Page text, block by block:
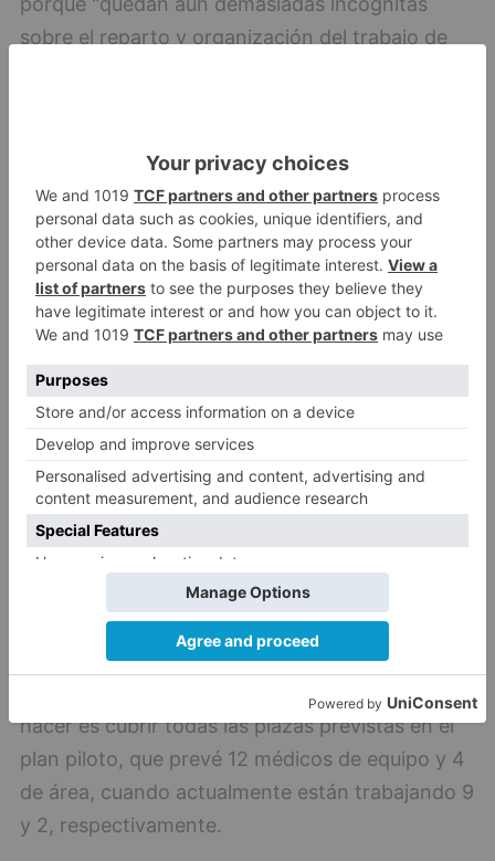
sobre el reparto y organización del trabajo de
servicio, los horarios de asistencia de los
consultorios agrupados, el papel que tendrán los
consultorios locales".
Los que sí remarca CSIF es que una nueva
reorganización no puede ser una excusa para
reducir el número de profesionales sanitarios en
la zona de Aliste, y que lo primero que hay que
hacer es cubrir todas las plazas previstas en el
plan piloto, que prevé 12 médicos de equipo y 4
de área, cuando actualmente están trabajando 9
y 2, respectivamente.